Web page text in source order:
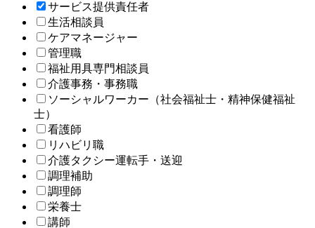
サービス提供責任者
生活相談員
ケアマネージャー
管理職
福祉用具専門相談員
介護事務・事務職
ソーシャルワーカー（社会福祉士・精神保健福祉
士）
看護師
リハビリ職
介護タクシー運転手・送迎
調理補助
調理師
栄養士
講師